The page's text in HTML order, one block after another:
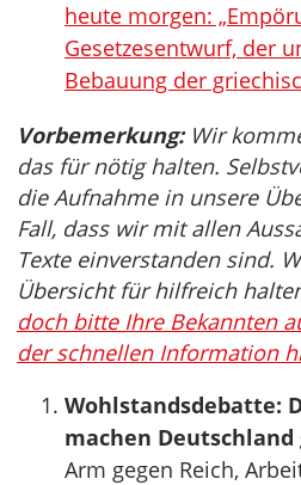
heute morgen:
Gesetzesentwurf, der
Bebauung der
Vorbemerkung:Wir
das für nötig halten.
die Aufnahme in unsere
Fall, dass wir mit allen
Texte einverstanden sind.
Übersicht für hilfreich
doch bitte Ihre Bekannten
der schnellen Information
Wohlstandsdebatte:
machen
Arm gegen Reich,